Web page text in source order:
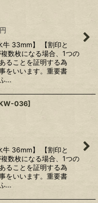
円
牛 33mm】 【割印と
数枚になる場合、1つの
ることを証明する為
をいいます。重要書
…
036]
牛 36mm】 【割印と
数枚になる場合、1つの
ることを証明する為
をいいます。重要書
…